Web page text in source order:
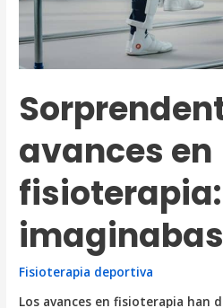
avances en
Fisioterapia deportiva
Los avances en fisioterapia han